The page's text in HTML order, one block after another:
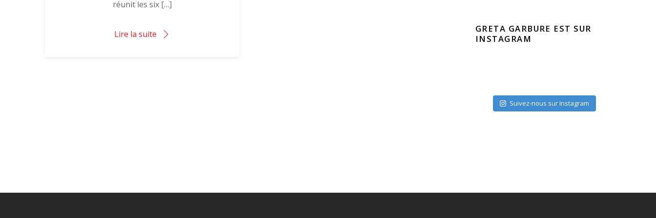
réunit les six […]
Lire la suite
GRETA GARBURE EST SUR
INSTAGRAM
Suivez-nous sur Instagram